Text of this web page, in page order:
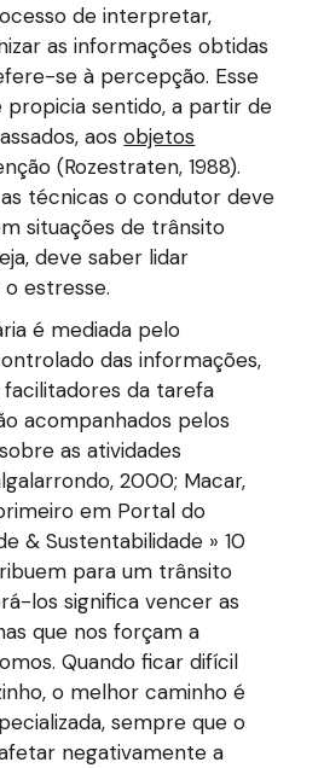
de interpretar,
as informações obtidas
se à percepção. Esse
sentido, a partir de
aosobjetos
(Rozestraten, 1988).
técnicas o condutor deve
situações de trânsito
deve saber lidar
estresse.
é mediada pelo
das informações,
da tarefa
acompanhados pelos
as atividades
2000; Macar,
em Portal do
& Sustentabilidade » 10
para um trânsito
los significa vencer as
que nos forçam a
Quando ficar difícil
o melhor caminho é
sempre que o
negativamente a